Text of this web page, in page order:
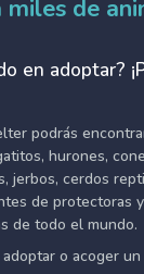
miles de
en adoptar?
podrás
hurones,
jerbos, cerdos
de protectoras
de todo el mundo.
o acoger un